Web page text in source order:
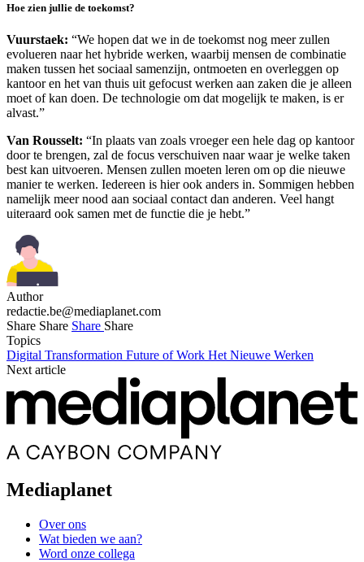
Hoe zien jullie de toekomst?
Vuurstaek: “We hopen dat we in de toekomst nog meer zullen
evolueren naar het hybride werken, waarbij mensen de combinatie
maken tussen het sociaal samenzijn, ontmoeten en overleggen op
kantoor en het van thuis uit gefocust werken aan zaken die je alleen
moet of kan doen. De technologie om dat mogelijk te maken, is er
alvast.”
Van Rousselt: “In plaats van zoals vroeger een hele dag op kantoor
door te brengen, zal de focus verschuiven naar waar je welke taken
best kan uitvoeren. Mensen zullen moeten leren om op die nieuwe
manier te werken. Iedereen is hier ook anders in. Sommigen hebben
namelijk meer nood aan sociaal contact dan anderen. Veel hangt
uiteraard ook samen met de functie die je hebt.”
Author
redactie.be@mediaplanet.com
Share Share Share Share
Topics
Digital Transformation Future of Work Het Nieuwe Werken
Next article
Mediaplanet
Over ons
Wat bieden we aan?
Word onze collega